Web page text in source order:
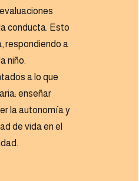
conducta. Esto
respondiendo a
niño.
a lo que
enseñar
la autonomía y
de vida en el